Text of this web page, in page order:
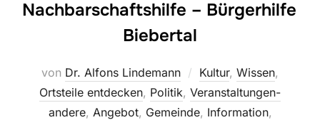
Nachbarschaftshilfe – Bürgerhilfe
Biebertal
von Dr. Alfons Lindemann Kultur, Wissen,
Ortsteile entdecken, Politik, Veranstaltungen-
andere, Angebot, Gemeinde, Information,